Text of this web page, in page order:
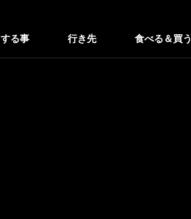
する事 行き先 食べる＆買う